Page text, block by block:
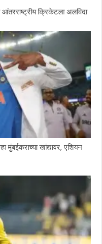
क्रिकेटला अलविदा
खांद्यावर, एशियन